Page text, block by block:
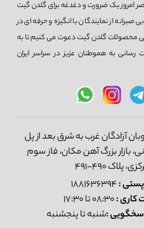
امروز یک ضرورت و دغدغه برای گلدن گیت
از نمایندگان با انگیزه و حرفه ای در
محصولات گلدن گیت دعوت می کنیم تا به
به هموطنان عزیز در سراسر ایران
آزادگان غرب به شرق بعد از پل
بازار بزرگ آهن مکان، فاز سوم
پلاک 490-491
:
1881636394
کاری :
:شنبه تا پنجشنبه